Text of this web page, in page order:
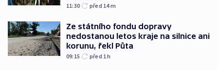
11:30 před 14m
Ze státního fondu dopravy
nedostanou letos kraje na silnice ani
korunu, řekl Půta
09:15 před 1h